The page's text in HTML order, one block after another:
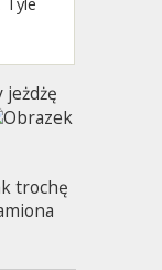
jeżdżę
trochę